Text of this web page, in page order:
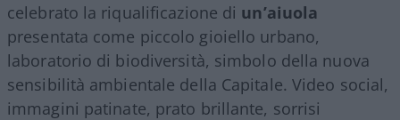
celebrato la riqualificazione di un’aiuola
presentata come piccolo gioiello urbano,
laboratorio di biodiversità, simbolo della nuova
sensibilità ambientale della Capitale. Video social,
immagini patinate, prato brillante, sorrisi